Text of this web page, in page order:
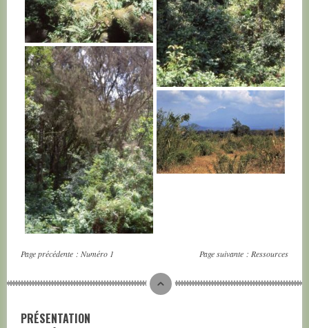
TANZANIE
TANZANIE
Page précédente : Numéro 1 Page suivante : Ressources
PRÉSENTATION